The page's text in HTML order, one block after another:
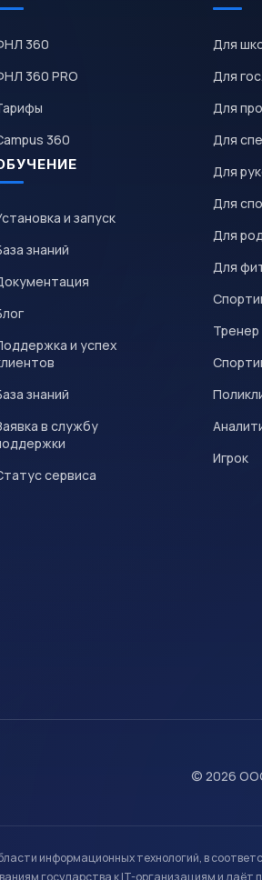
360
360 PRO
360
и запуск
знаний
и успех
знаний
в службу
сервиса
Для
Для
Для
Для
Для
Для
Для
Для
Тренер
Игрок
© 2026
информационных технологий, в
государства к IT-организациям и даёт